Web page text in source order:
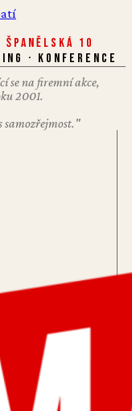
10
· KONFERENCE
se na firemní akce,
2001.
samozřejmost."